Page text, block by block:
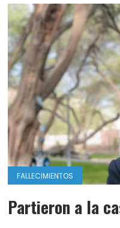
FALLECIMIENTOS
Partieron a la